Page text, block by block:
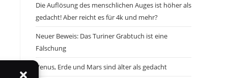
Die Auflösung des menschlichen Auges ist höher als
gedacht! Aber reicht es für 4k und mehr?
Neuer Beweis: Das Turiner Grabtuch ist eine
Fälschung
Venus, Erde und Mars sind älter als gedacht